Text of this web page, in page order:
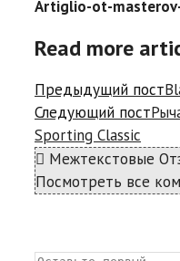
Artiglio-ot-
Read more
Предыдущий пост
Следующий пост
Sporting Classic
Межтекстовые
Посмотреть все